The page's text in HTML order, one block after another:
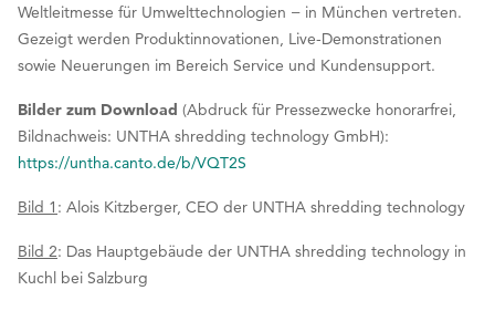
Weltleitmesse für Umwelttechnologien − in München vertreten.
Gezeigt werden Produktinnovationen, Live-Demonstrationen
sowie Neuerungen im Bereich Service und Kundensupport.
Bilder zum Download (Abdruck für Pressezwecke honorarfrei,
Bildnachweis: UNTHA shredding technology GmbH):
https://untha.canto.de/b/VQT2S
Bild 1 : Alois Kitzberger, CEO der UNTHA shredding technology
Bild 2: Das Hauptgebäude der UNTHA shredding technology in
Kuchl bei Salzburg